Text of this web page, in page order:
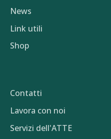
News
Link utili
Shop
Contatti
Lavora con noi
Servizi dell'ATTE